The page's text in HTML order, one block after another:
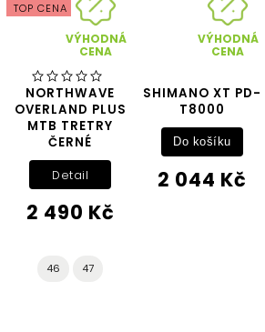
TOP CENA
VÝHODNÁ
CENA
NORTHWAVE
OVERLAND PLUS
MTB TRETRY
ČERNÉ
2 490 Kč
Detail
46 47
VÝHODNÁ
CENA
SHIMANO XT PD-
T8000
2 044 Kč
Do košíku